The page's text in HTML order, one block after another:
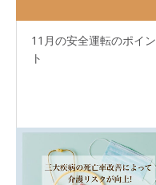
11月の安全運転のポイン
ト